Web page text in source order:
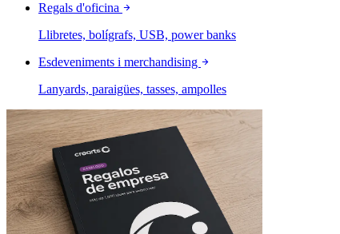
Regals d'oficina
Llibretes, bolígrafs, USB, power banks
Esdeveniments i merchandising
Lanyards, paraigües, tasses, ampolles